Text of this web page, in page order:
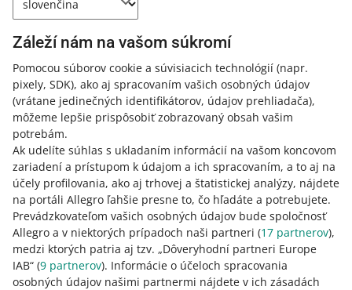
Záleží nám na vašom súkromí
Pomocou súborov cookie a súvisiacich technológií (napr.
pixely, SDK), ako aj spracovaním vašich osobných údajov
(vrátane jedinečných identifikátorov, údajov prehliadača),
môžeme lepšie prispôsobiť zobrazovaný obsah vašim
potrebám.
Ak udelíte súhlas s ukladaním informácií na vašom koncovom
zariadení a prístupom k údajom a ich spracovaním, a to aj na
účely profilovania, ako aj trhovej a štatistickej analýzy, nájdete
na portáli Allegro ľahšie presne to, čo hľadáte a potrebujete.
Prevádzkovateľom vašich osobných údajov bude spoločnosť
Allegro a v niektorých prípadoch naši partneri (17 partnerov),
medzi ktorých patria aj tzv. „Dôveryhodní partneri Europe
IAB“ (9 partnerov). Informácie o účeloch spracovania
osobných údajov našimi partnermi nájdete v ich zásadách
Ak ste úspešne dokončili transakciu s kupujúcim po
odoslaní žiadosti o transakčnú zľavu (vrátenie provízie),
zrušte vrátenie provízie. Postup:
Prejdite na kartuPodané žiadosti
Nájdite príslušnú transakciu.
Pre túto transakciu kliknite na [zrušiť žiadosť].
Ak zrušíte svoju žiadosť o transakčnú zľavu (vrátenie
provízie), nebudete ju môcť znova odoslať pre rovnakú
transakciu.
25. Prečo ste mi zrušili zľavu, ktorá mi bola
predtým udelená v rámci programu Allegro
Ceny/AlleZľava?